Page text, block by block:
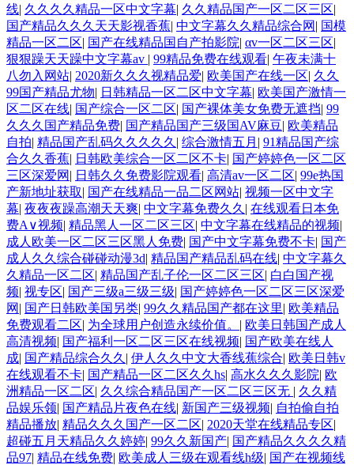
线| 久久久久精品一区中文字幕| 久久精品国产一区二区三区|
国产精品久久久天天影视香蕉| 中文字幕久久精品综合网 | 国模
精品一区二区| 国产在线精品国自产拍影院| αv一区二区三区|
狠狠躁天天躁中文字幕av | 99精品免费在线观看| 午夜未满十
八勿入网站| 2020新久久久视精品爱| 欧美国产在线一区| 久久
99国产精品尤物| 日韩精品一区二区中文字幕| 欧美国产激情一
区二区在线| 国产综合一区二区| 国产裸体美女免费无遮挡| 99
久久久国产精品免费| 国产精品国产三级国AV麻豆| 欧美精品
自拍| 精品国产乱码久久久久久 | 综合激情五月 | 91精品国产综
合久久香蕉| 日韩欧美综合一区二区不卡| 国产婷婷色一区二区
三区深爱网 | 日韩久久免费影院观看| 高清av一区二区| 99e热国
产新地址获取| 国产在线精品一品二区网站| 视频一区中文字
幕| 夜夜夜躁高潮天天爽| 中文字幕免费久久 | 在线观看日本免
费A∨视频| 精品黑人一区二区三区| 中文字幕在线精品的视频|
成人欧美一区二区三区黑人免费| 国产中文字幕免费不卡| 国产
成人久久综合碰碰动漫3d| 精品国产精品乱码在线| 中文字幕久
久精品一区二区| 精品国产乱子伦一区二区三区| 白白国产视
频| 视专区| 国产三级a三级三级| 国产婷婷色一区二区三区深爱
网 | 国产日韩欧美国另类| 99久久精品国产都在这里| 欧美精品
免费观看二区| 为全球用户创造永续价值。 | 欧美日韩国产成人
高清视频| 国产福利一区二区三区在线视频| 国产欧美在线人
成| 国产精品综合久久 | 伊人久久中文大香线蕉综合| 欧美日韩v
在线观看不卡| 国产精品一区二区久久hs| 高水久久久影院| 欧
洲精品一区二区| 久久综合精品国产一区二区三区无 | 久久精
品娱乐领| 国产精品片夜色在线| 新国产三级视频| 自拍偷自拍
精品播放| 精品久久久国产一区二区| 2020天堂在线精品专区|
超碰五月天精品久久婷婷| 99久久新国产| 国产精品久久久久精
品97| 精品在线免费| 欧美成人三级在观看线h级| 国产在视频线